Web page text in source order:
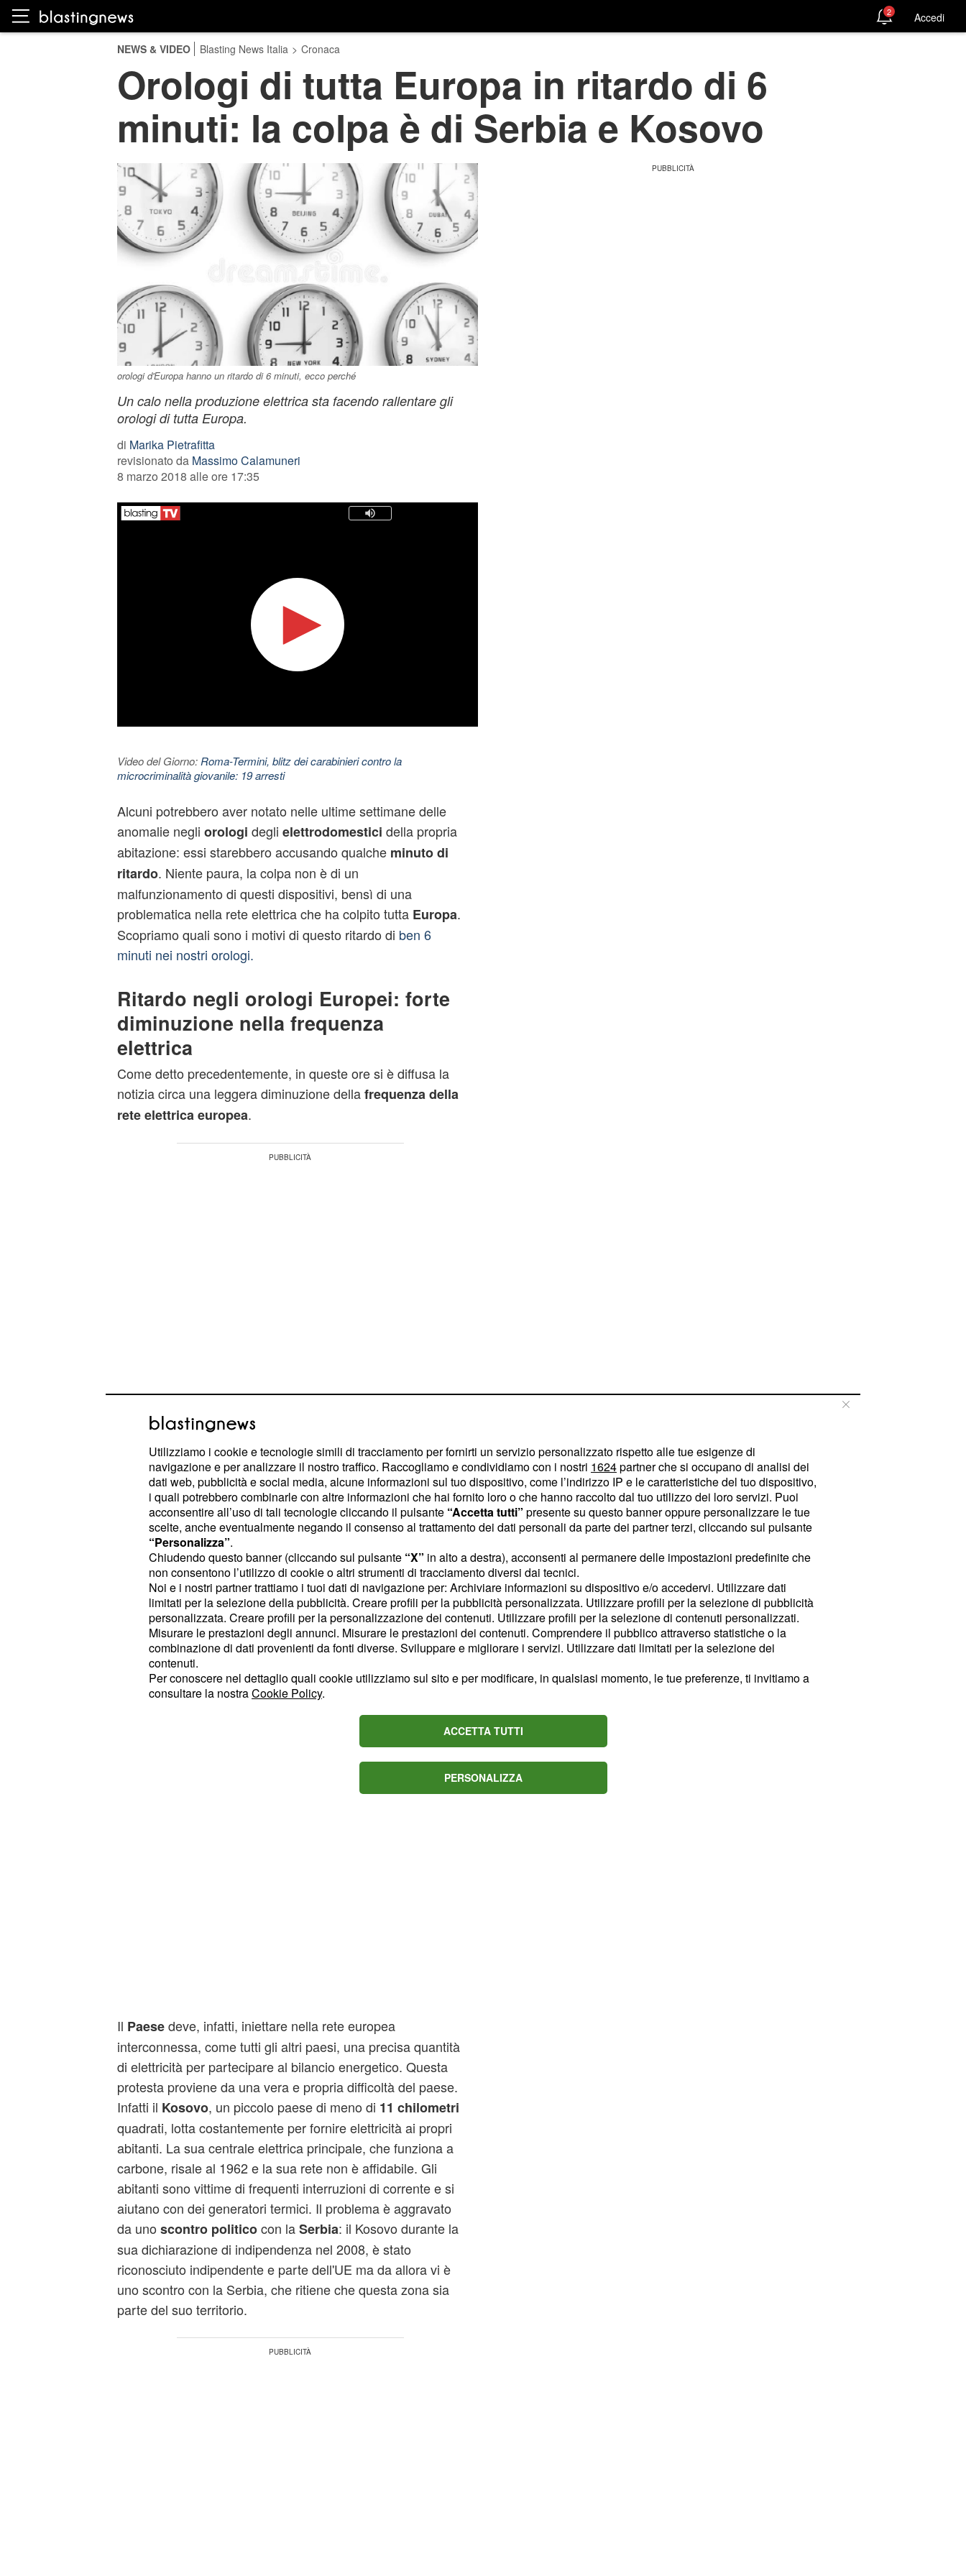
2 Accedi
NEWS & VIDEO Blasting News Italia > Cronaca
Orologi di tutta Europa in ritardo di 6
minuti: la colpa è di Serbia e Kosovo
orologi d'Europa hanno un ritardo di 6 minuti, ecco perché
Un calo nella produzione elettrica sta facendo rallentare gli
orologi di tutta Europa.
di Marika Pietrafitta
revisionato da Massimo Calamuneri
8 marzo 2018 alle ore 17:35
Video del Giorno: Roma-Termini, blitz dei carabinieri contro la
microcriminalità giovanile: 19 arresti
Alcuni potrebbero aver notato nelle ultime settimane delle
anomalie negli orologi degli elettrodomestici della propria
abitazione: essi starebbero accusando qualcheminuto di
ritardo. Niente paura, la colpa non è di un
malfunzionamento di questi dispositivi, bensì di una
problematica nella rete elettrica che ha colpito tutta Europa.
Scopriamo quali sono i motivi di questo ritardo di ben 6
minuti nei nostri orologi.
Ritardo negli orologi Europei: forte
diminuzione nella frequenza
elettrica
Come detto precedentemente, in queste ore si è diffusa la
notizia circa una leggera diminuzione dellafrequenza della
rete elettrica europea.
Di solito, essa è calibrata su una frequenza di50 Hertz, ma
da metà gennaio 2018 questa frequenza risulta essere
una dichiarazione dell'Entsoe, un'associazione che riunisce i
principali gestori di sistemi di trasmissione in Europa. La
differenza è estremamente piccola ma a lungo andare ha
provocato un rallentamento nel ritmo degli orologi di ben6
minuti. Una problematica che sta dando non pochi problemi
agli abitanti di tutta Europa. La causa di tutto ciò pare sia
una guerra energetica lanciata dalKosovoall'interno della
rete elettrica europea.
I motivi sono politici: la diatriba tra
Serbia e Kosovo
A quanto pare questo disagio è originato dalla decisione del
Kosovo di abbassare volontariamente e in maniera
Il Paesedeve, infatti, iniettare nella rete europea
interconnessa, come tutti gli altri paesi, una precisa quantità
di elettricità per partecipare al bilancio energetico. Questa
protesta proviene da una vera e propria difficoltà del paese.
Infatti il Kosovo, un piccolo paese di meno di 11 chilometri
quadrati, lotta costantemente per fornire elettricità ai propri
abitanti. La sua centrale elettrica principale, che funziona a
carbone, risale al 1962 e la sua rete non è affidabile. Gli
abitanti sono vittime di frequenti interruzioni di corrente e si
aiutano con dei generatori termici. Il problema è aggravato
da uno scontro politicocon laSerbia: il Kosovo durante la
sua dichiarazione di indipendenza nel 2008, è stato
riconosciuto indipendente e parte dell'UE ma da allora vi è
uno scontro con la Serbia, che ritiene che questa zona sia
parte del suo territorio.
Utilizziamo i cookie e tecnologie simili di tracciamento per fornirti un servizio personalizzato rispetto alle tue esigenze di
navigazione e per analizzare il nostro traffico. Raccogliamo e condividiamo con i nostri 1624partner che si occupano di analisi dei
dati web, pubblicità e social media, alcune informazioni sul tuo dispositivo, come l’indirizzo IP e le caratteristiche del tuo dispositivo,
i quali potrebbero combinarle con altre informazioni che hai fornito loro o che hanno raccolto dal tuo utilizzo dei loro servizi. Puoi
acconsentire all’uso di tali tecnologie cliccando il pulsante “Accetta tutti” presente su questo banner oppure personalizzare le tue
scelte, anche eventualmente negando il consenso al trattamento dei dati personali da parte dei partner terzi, cliccando sul pulsante
“Personalizza”.
Chiudendo questo banner (cliccando sul pulsante “X” in alto a destra), acconsenti al permanere delle impostazioni predefinite che
non consentono l’utilizzo di cookie o altri strumenti di tracciamento diversi dai tecnici.
Noi e i nostri partner trattiamo i tuoi dati di navigazione per: Archiviare informazioni su dispositivo e/o accedervi. Utilizzare dati
limitati per la selezione della pubblicità. Creare profili per la pubblicità personalizzata. Utilizzare profili per la selezione di pubblicità
personalizzata. Creare profili per la personalizzazione dei contenuti. Utilizzare profili per la selezione di contenuti personalizzati.
Misurare le prestazioni degli annunci. Misurare le prestazioni dei contenuti. Comprendere il pubblico attraverso statistiche o la
combinazione di dati provenienti da fonti diverse. Sviluppare e migliorare i servizi. Utilizzare dati limitati per la selezione dei
contenuti.
Per conoscere nel dettaglio quali cookie utilizziamo sul sito e per modificare, in qualsiasi momento, le tue preferenze, ti invitiamo a
consultare la nostraCookie Policy.
ACCETTA TUTTI
PERSONALIZZA